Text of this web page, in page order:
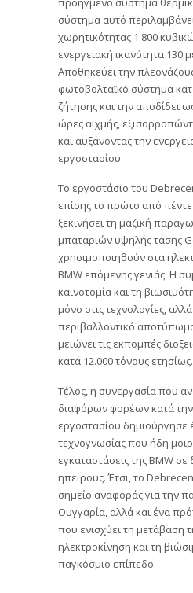
σύστημα αυτό
χωρητικότητας 1.800
ενεργειακή ικανότητα 130
Αποθηκεύει την
φωτοβολταϊκό σύστημα
ζήτησης και την αποδίδει
ώρες αιχμής,
και αυξάνοντας την
εργοστασίου.
Το εργοστάσιο του
επίσης το πρώτο από
ξεκινήσει τη μαζική
μπαταριών υψηλής τάσης
χρησιμοποιηθούν στα
BMW επόμενης γενιάς. Η
καινοτομία και τη
μόνο στις τεχνολογίες,
περιβαλλοντικό
μειώνει τις εκπομπές
κατά 12.000 τόνους ετησίως.
Τέλος, η συνεργασία που
διαφόρων φορέων κατά
εργοστασίου δημιούργησε
τεχνογνωσίας που ήδη
εγκαταστάσεις της BMW σε
ηπείρους. Έτσι, το
σημείο αναφοράς για την
Ουγγαρία, αλλά και ένα
που ενισχύει τη μετάβαση
ηλεκτροκίνηση και τη
παγκόσμιο επίπεδο.